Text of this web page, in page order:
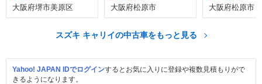
大阪府堺市美原区 大阪府松原市 大阪府松原市
スズキ キャリイの中古車をもっと見る
Yahoo! JAPAN IDでログインするとお気に入りに登録や複数見積もりがで
きるようになります。